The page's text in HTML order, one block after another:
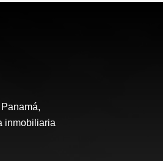
inmobiliaria